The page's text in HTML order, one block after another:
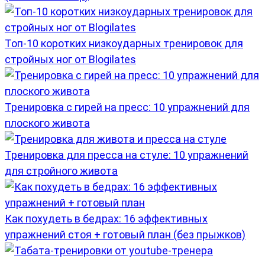
Топ-10 коротких низкоударных тренировок для
стройных ног от Blogilates
Тренировка с гирей на пресс: 10 упражнений для
плоского живота
Тренировка для пресса на стуле: 10 упражнений
для стройного живота
Как похудеть в бедрах: 16 эффективных
упражнений стоя + готовый план (без прыжков)